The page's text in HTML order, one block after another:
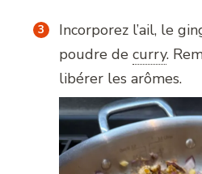
Incorporez l’ail, le
poudre de curry.
libérer les arômes.